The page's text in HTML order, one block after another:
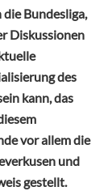
die Bundesliga,
Diskussionen
des
kann, das
vor allem die
und
gestellt.